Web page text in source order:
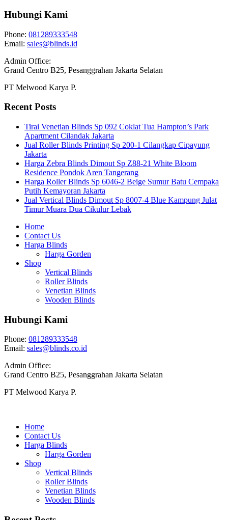
Hubungi Kami
Phone: 081289333548
Email: sales@blinds.id
Admin Office:
Grand Centro B25, Pesanggrahan Jakarta Selatan
PT Melwood Karya P.
Recent Posts
Tirai Venetian Blinds Sp 092 Coklat Tua Hampton’s Park
Apartment Cilandak Jakarta
Jual Roller Blinds Printing Sp 200-1 Cilangkap Cipayung
Jakarta
Harga Zebra Blinds Dimout Sp Z88-21 White Bloom
Residence Pondok Aren Tangerang
Harga Roller Blinds Sp 6046-2 Beige Sumur Batu Cempaka
Putih Kemayoran Jakarta
Jual Vertical Blinds Dimout Sp 8007-4 Blue Kampung Julat
Timur Muara Dua Cikulur Lebak
Home
Contact Us
Harga Blinds
Harga Gorden
Shop
Vertical Blinds
Roller Blinds
Venetian Blinds
Wooden Blinds
Hubungi Kami
Phone: 081289333548
Email: sales@blinds.co.id
Admin Office:
Grand Centro B25, Pesanggrahan Jakarta Selatan
PT Melwood Karya P.
Home
Contact Us
Harga Blinds
Harga Gorden
Shop
Vertical Blinds
Roller Blinds
Venetian Blinds
Wooden Blinds